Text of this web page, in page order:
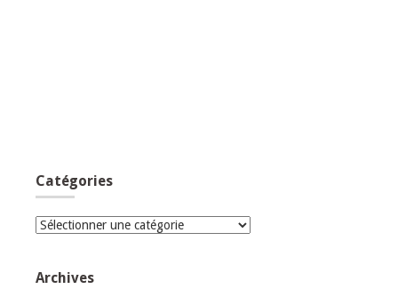
Catégories
Catégories
Archives